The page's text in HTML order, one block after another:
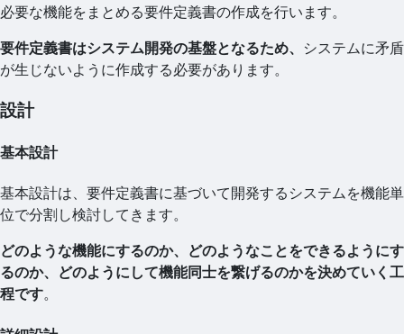
必要な機能をまとめる要件定義書の作成を行います。
要件定義書はシステム開発の基盤となるため、
システムに矛盾
が生じないように作成する必要があります。
設計
基本設計
基本設計は、要件定義書に基づいて開発するシステムを機能単
位で分割し検討してきます。
どのような機能にするのか、どのようなことをできるようにす
るのか、どのようにして機能同士を繋げるのかを決めていく工
程です。